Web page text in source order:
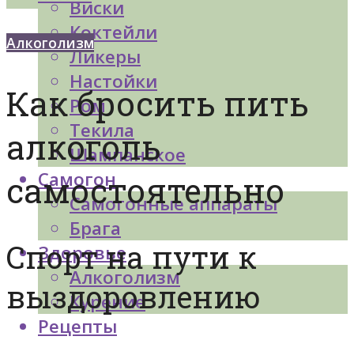
Виски
Коктейли
Ликеры
Настойки
Ром
Текила
Шампанское
Самогон
Самогонные аппараты
Брага
Здоровье
Алкоголизм
Курение
Рецепты
Алкоголизм
Как бросить пить
алкоголь
самостоятельно
Спорт на пути к
выздоровлению